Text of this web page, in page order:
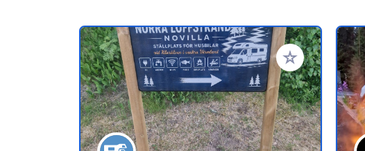
Voeg toe aan je